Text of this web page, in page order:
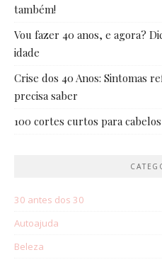
também!
Vou fazer 40 anos, e agora?
idade
Crise dos 40 Anos: Sintomas
precisa saber
100 cortes curtos para
30 antes dos 30
Autoajuda
Beleza